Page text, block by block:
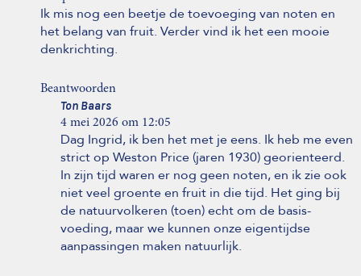
Ik mis nog een beetje de toevoeging van noten en
het belang van fruit. Verder vind ik het een mooie
denkrichting.
Beantwoorden
Ton Baars
4 mei 2026 om 12:05
Dag Ingrid, ik ben het met je eens. Ik heb me even
strict op Weston Price (jaren 1930) georienteerd.
In zijn tijd waren er nog geen noten, en ik zie ook
niet veel groente en fruit in die tijd. Het ging bij
de natuurvolkeren (toen) echt om de basis-
voeding, maar we kunnen onze eigentijdse
aanpassingen maken natuurlijk.